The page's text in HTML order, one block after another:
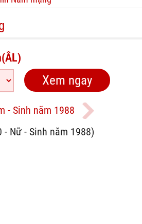
- Sinh năm 1988
- Nữ - Sinh năm 1988)